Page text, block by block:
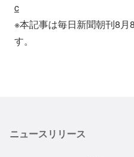
c
※本記事は毎日新聞朝刊8月
す。
ニュースリリース